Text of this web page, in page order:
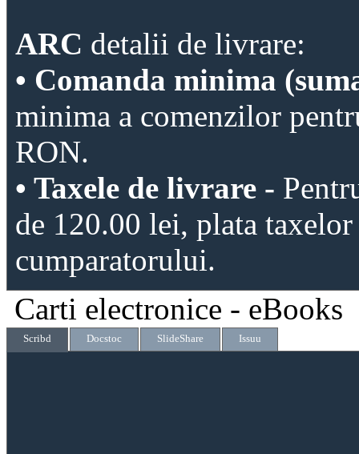
ARC detalii de livrare:
• Comanda minima
minima a comenzilor
RON.
• Taxele de livrare -
de 120.00 lei, plata
cumparatorului.
Carti electronice - eBooks
Scribd Docstoc SlideShare Issuu